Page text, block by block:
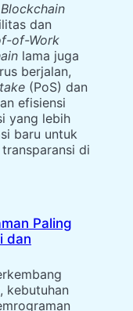
Blockchain
dan
of-Work
lama juga
berjalan,
(PoS) dan
efisiensi
yang lebih
baru untuk
di
Paling
dan
kebutuhan